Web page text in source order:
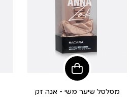
הוסיפי
לסל
מסלסל שיער משי - אנה זק